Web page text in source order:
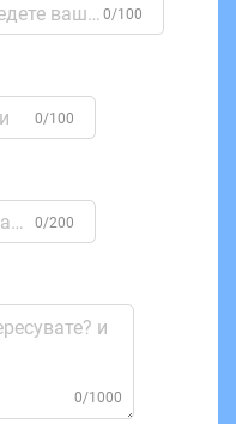
0/100
0/100
0/200
0/1000